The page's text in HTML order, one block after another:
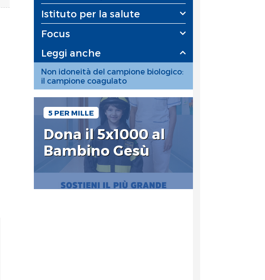
Istituto per la salute
Focus
Leggi anche
Non idoneità del campione biologico:
il campione coagulato
5 PER MILLE
Dona il 5x1000 al
Bambino Gesù